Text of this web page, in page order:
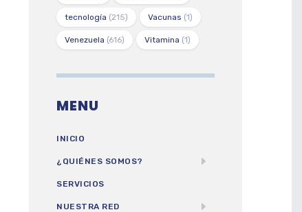
tecnología (215) Vacunas (1)
Venezuela (616) Vitamina (1)
MENU
INICIO
¿QUIÉNES SOMOS?
SERVICIOS
NUESTRA RED